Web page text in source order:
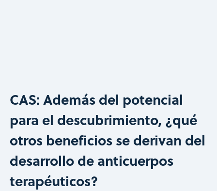
CAS: Además del potencial
para el descubrimiento, ¿qué
otros beneficios se derivan del
desarrollo de anticuerpos
terapéuticos?